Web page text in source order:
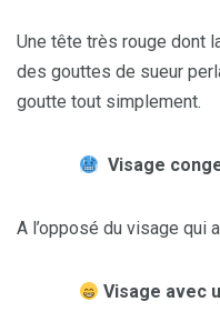
Une tête très rouge dont
des gouttes de sueur
goutte tout
Visage
A l’opposé du visage qui
Visage avec